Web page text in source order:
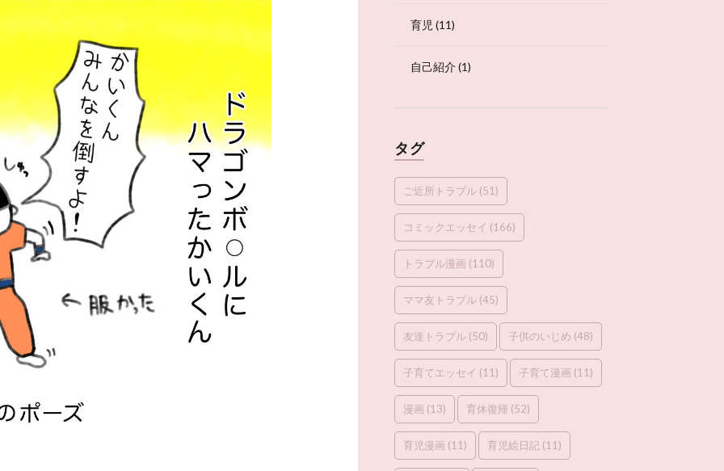
育児 (11)
自己紹介(1)
タグ
ご近所トラブル (51)
コミックエッセイ (166)
トラブル漫画 (110)
ママ友トラブル (45)
友達トラブル (50) 子供のいじめ (48)
子育てエッセイ (11) 子育て漫画 (11)
漫画 (13) 育休復帰 (52)
育児漫画 (11) 育児絵日記 (11)